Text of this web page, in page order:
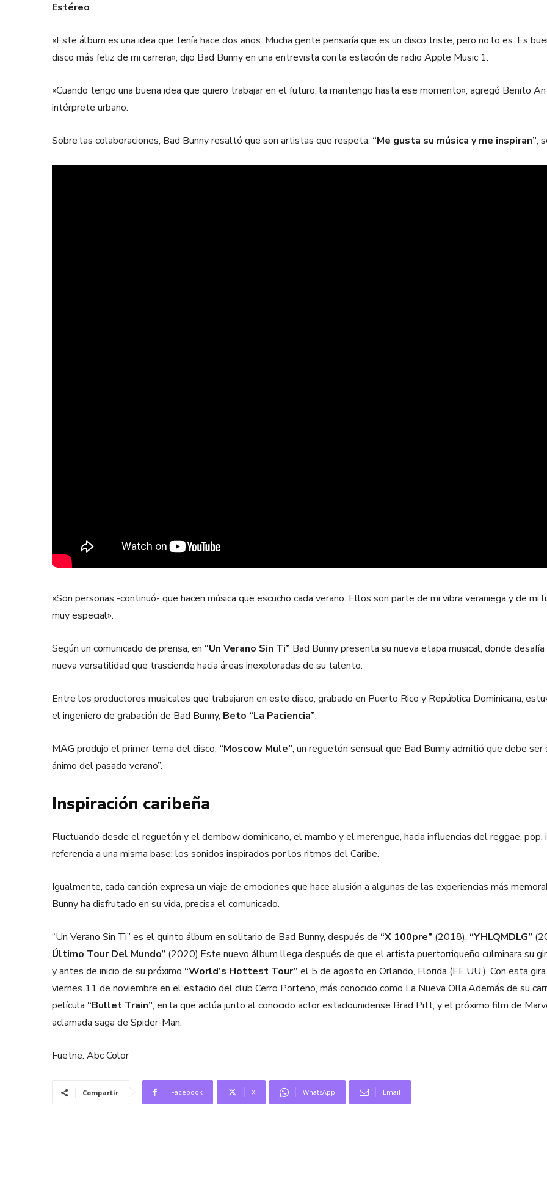
Estéreo.
«Este álbum es una idea que tenía hace dos años. Mucha gente pensaría que es un disco triste, pero no lo es. Es
disco más feliz de mi carrera», dijo Bad Bunny en una entrevista con la estación de radio Apple Music 1.
«Cuando tengo una buena idea que quiero trabajar en el futuro, la mantengo hasta ese momento», agregó Benito
intérprete urbano.
Sobre las colaboraciones, Bad Bunny resaltó que son artistas que respeta: “Me gusta su música y me inspiran”,
«Son personas -continuó- que hacen música que escucho cada verano. Ellos son parte de mi vibra veraniega y de
muy especial».
Según un comunicado de prensa, en “Un Verano Sin Ti” Bad Bunny presenta su nueva etapa musical, donde
nueva versatilidad que trasciende hacia áreas inexploradas de su talento.
Entre los productores musicales que trabajaron en este disco, grabado en Puerto Rico y República Dominicana,
el ingeniero de grabación de Bad Bunny, Beto “La Paciencia”.
MAG produjo el primer tema del disco, “Moscow Mule”, un reguetón sensual que Bad Bunny admitió que debe
ánimo del pasado verano”.
Inspiración caribeña
Fluctuando desde el reguetón y el dembow dominicano, el mambo y el merengue, hacia influencias del reggae,
referencia a una misma base: los sonidos inspirados por los ritmos del Caribe.
Igualmente, cada canción expresa un viaje de emociones que hace alusión a algunas de las experiencias más
Bunny ha disfrutado en su vida, precisa el comunicado.
“Un Verano Sin Ti” es el quinto álbum en solitario de Bad Bunny, después de “X 100pre” (2018), “YHLQMDLG”
Último Tour Del Mundo” (2020).Este nuevo álbum llega después de que el artista puertorriqueño culminara su
y antes de inicio de su próximo “World’s Hottest Tour” el 5 de agosto en Orlando, Florida (EE.UU.). Con esta
viernes 11 de noviembre en el estadio del club Cerro Porteño, más conocido como La Nueva Olla.Además de su
película “Bullet Train”, en la que actúa junto al conocido actor estadounidense Brad Pitt, y el próximo film de
aclamada saga de Spider-Man.
Fuetne. Abc Color
Compartir Facebook X WhatsApp Email